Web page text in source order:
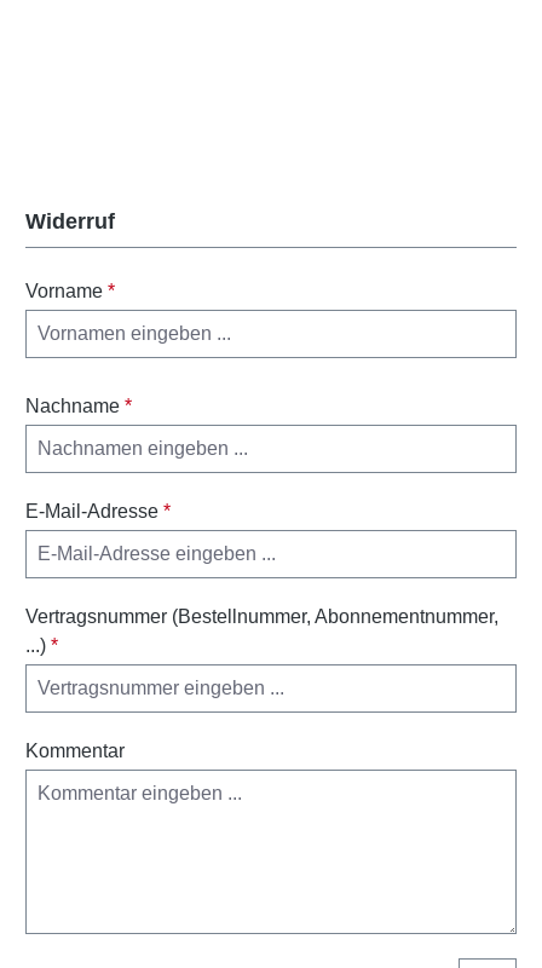
Widerruf
Vorname *
Nachname *
E-Mail-Adresse *
Vertragsnummer (Bestellnummer, Abonnementnummer,
...) *
Kommentar